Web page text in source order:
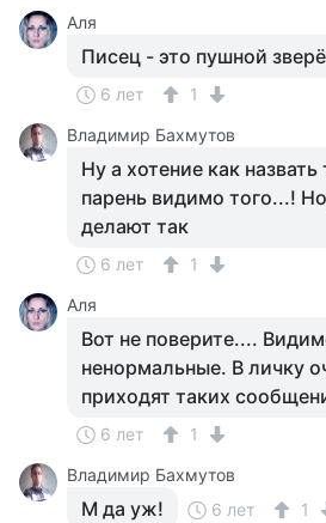
Аля
Писец - это пушной
6 лет
1
Владимир Бахмутов
Ну а хотение как назвать
парень видимо того...!
делают так
6 лет
1
Аля
Вот не поверите....
ненормальные. В личку
приходят таких
6 лет
1
Владимир Бахмутов
М да уж! 6 лет 1